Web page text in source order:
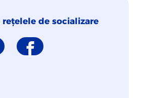
rețelele de socializare